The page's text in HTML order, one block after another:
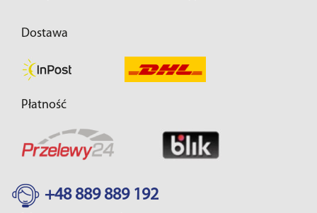
Dostawa
Płatność
+48 889 889 192